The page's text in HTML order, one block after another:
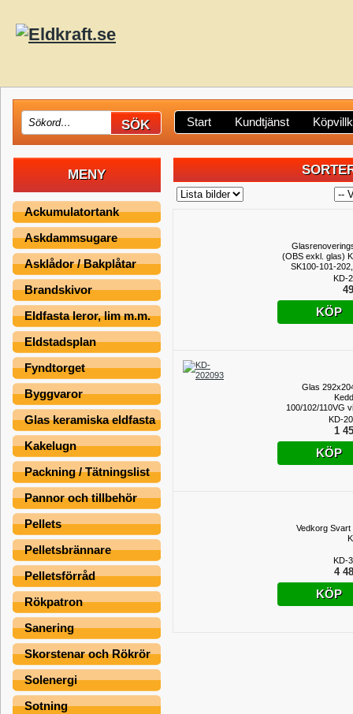
Start Kundtjänst
MENY
Ackumulatortank
Askdammsugare
Asklådor / Bakplåtar
Brandskivor
Eldfasta leror, lim m.m.
Eldstadsplan
Fyndtorget
Byggvaror
Glas keramiska eldfasta
Kakelugn
Packning / Tätningslist
Pannor och tillbehör
Pellets
Pelletsbrännare
Pelletsförråd
Rökpatron
Sanering
Skorstenar och Rökrör
Solenergi
Sotning
(OBS exkl. glas)
SK100-101-
KD-
KÖP
Glas
100/102/110VG
KD-
1
KÖP
Vedkorg Svart
KD-
4
KÖP